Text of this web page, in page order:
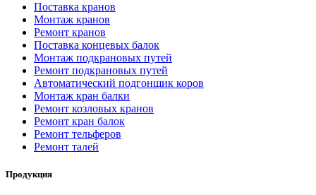
Поставка кранов
Монтаж кранов
Ремонт кранов
Поставка концевых балок
Монтаж подкрановых путей
Ремонт подкрановых путей
Автоматический подгонщик коров
Монтаж кран балки
Ремонт козловых кранов
Ремонт кран балок
Ремонт тельферов
Ремонт талей
Продукция